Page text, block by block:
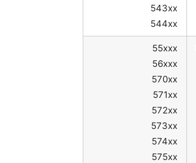
543xx
544xx
55xxx
56xxx
570xx
571xx
572xx
573xx
574xx
575xx